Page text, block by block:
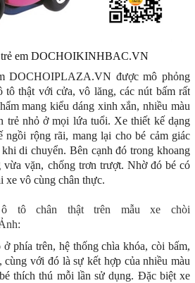
trẻ em DOCHOIKINHBAC.VN
DOCHOIPLAZA.VN được mô phỏng
tô thật với cửa, vô lăng, các nút bấm rất
mang kiểu dáng xinh xắn, nhiều màu
trẻ nhỏ ở mọi lứa tuổi. Xe thiết kế dạng
ngồi rộng rãi, mang lại cho bé cảm giác
di chuyển. Bên cạnh đó trong khoang
vừa vặn, chống trơn trượt. Nhờ đó bé có
xe vô cùng chân thực.
tô chân thật trên mẫu xe chòi
ở phía trên, hệ thống chìa khóa, còi bấm,
cùng với đó là sự kết hợp của nhiều màu
thích thú mỗi lần sử dụng. Đặc biệt xe